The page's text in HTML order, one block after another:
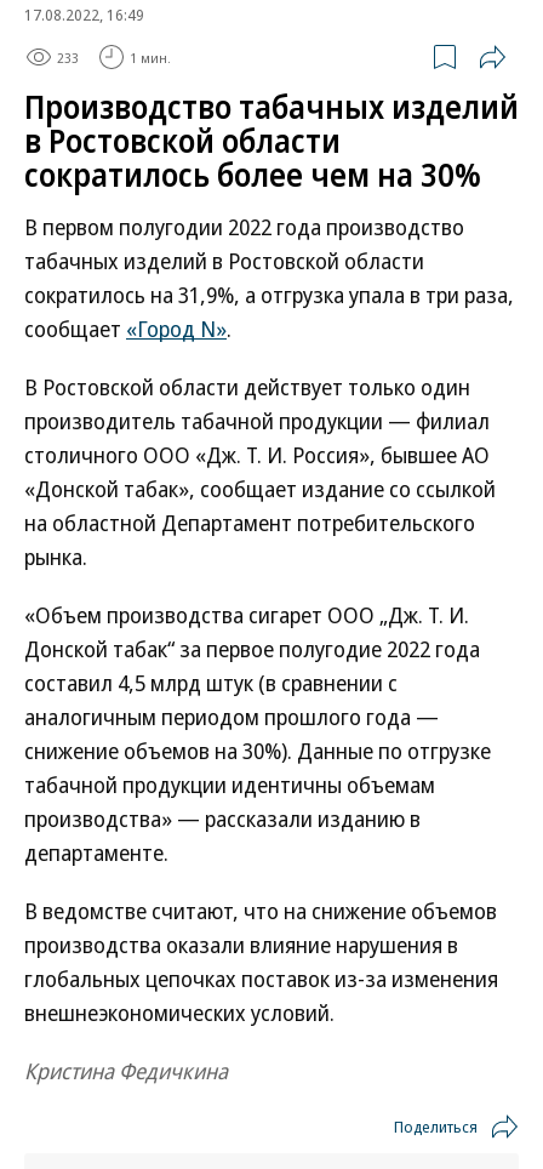
17.08.2022, 16:49
233 1 мин.
Производство табачных изделий
в Ростовской области
сократилось более чем на 30%
В первом полугодии 2022 года производство
табачных изделий в Ростовской области
сократилось на 31,9%, а отгрузка упала в три раза,
сообщает «Город N».
В Ростовской области действует только один
производитель табачной продукции — филиал
столичного ООО «Дж. Т. И. Россия», бывшее АО
«Донской табак», сообщает издание со ссылкой
на областной Департамент потребительского
рынка.
«Объем производства сигарет ООО „Дж. Т. И.
Донской табак“ за первое полугодие 2022 года
составил 4,5 млрд штук (в сравнении с
аналогичным периодом прошлого года —
снижение объемов на 30%). Данные по отгрузке
табачной продукции идентичны объемам
производства» — рассказали изданию в
департаменте.
В ведомстве считают, что на снижение объемов
производства оказали влияние нарушения в
глобальных цепочках поставок из-за изменения
внешнеэкономических условий.
Кристина Федичкина
Поделиться